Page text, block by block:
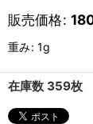
販売価格:
重み: 1g
在庫数 359枚